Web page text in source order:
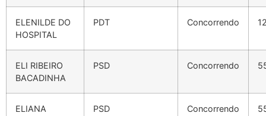
ELENILDE DO
HOSPITAL
PDT Concorrendo
ELI RIBEIRO
BACADINHA
PSD Concorrendo
ELIANA PSD Concorrendo